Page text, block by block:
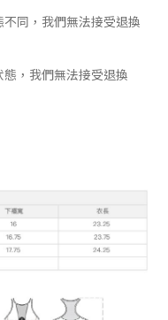
同，我們無法接受退換
，我們無法接受退換